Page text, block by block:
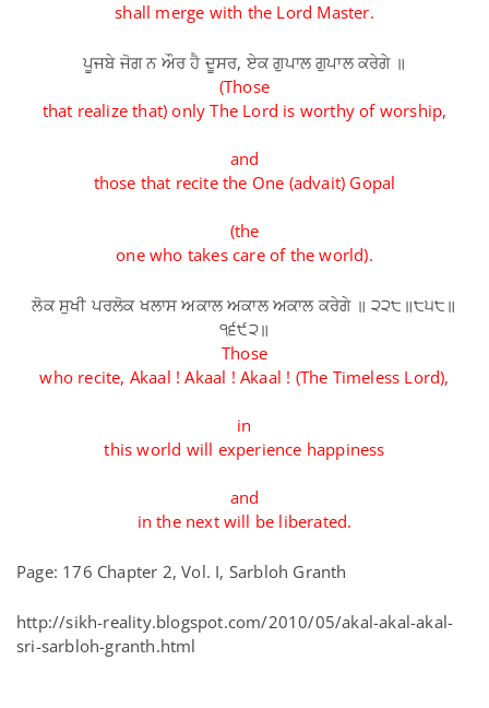
shall merge with the Lord Master.
ਪੂਜਬੇ ਜੋਗ ਨ ਔਰ ਹੈ ਦੂਸਰ, ਏਕ ਗੁਪਾਲ ਗੁਪਾਲ ਕਰੇਗੇ ॥
(Those
that realize that) only The Lord is worthy of worship,
and
those that recite the One (advait) Gopal
(the
one who takes care of the world).
ਲੋਕ ਸੁਖੀ ਪਰਲੋਕ ਖਲਾਸ ਅਕਾਲ ਅਕਾਲ ਅਕਾਲ ਕਰੇਗੇ ॥ ੨੨੮॥੮੫੮॥
੧੬੯੨॥
Those
who recite, Akaal ! Akaal ! Akaal ! (The Timeless Lord),
in
this world will experience happiness
and
in the next will be liberated.
Page: 176 Chapter 2, Vol. I, Sarbloh Granth
http://sikh-reality.blogspot.com/2010/05/akal-akal-akal-
sri-sarbloh-granth.html